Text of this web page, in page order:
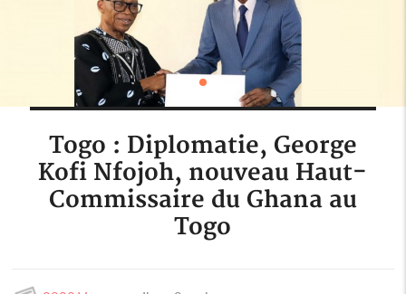
Togo : Diplomatie, George
Kofi Nfojoh, nouveau Haut-
Commissaire du Ghana au
Togo